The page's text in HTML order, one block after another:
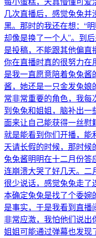
几次直播后，感觉兔兔
黑。那时的我还在想：“
却像是换了一个人”。到
是投稿，不能跟其他偏直
你在直播时真的很努力在
是我一直愿意陪着兔兔酱
酱，她还是一只金发兔
常非常重要的角色，我每
到兔兔和姐姐，脑补出一
面来让自己能获得一丝
就是能看到你们开播，能
天请长假的时候，那时候
兔兔酱明明在十二月份答
连崩溃大哭了好几天。二
很少说话，感觉兔兔走了
本确定兔兔是找了个委婉
是事实，于是我看到直
非常应激，我怕他们说出
姐姐可能通过弹幕也发现